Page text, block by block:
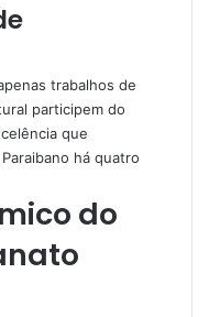
trabalhos de
participem do
que
há quatro
do